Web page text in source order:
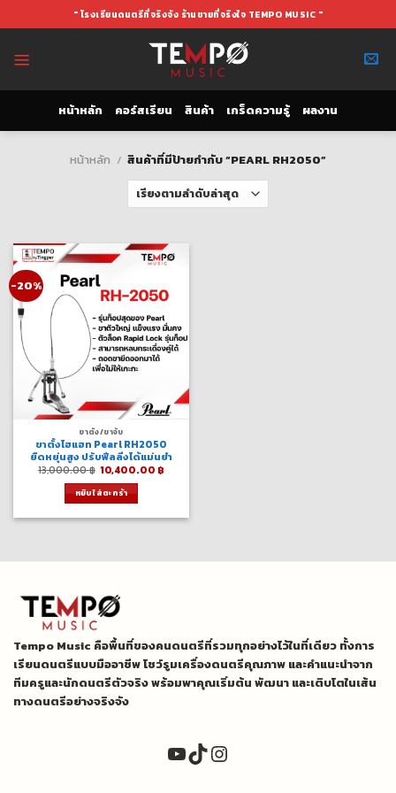
to
" โรงเรียนดนตรีที่จริงจัง ร้านขายที่จริงใจ TEMPO MUSIC "
หน้าหลัก คอร์สเรียน สินค้า เกร็ดความรู้ ผลงาน
หน้าหลัก / สินค้าที่มีป้ายกำกับ “PEARL RH2050”
-20%
ขาตั้ง/ขาจับ
ขาตั้งไฮแฮท Pearl RH2050
ยืดหยุ่นสูง ปรับฟีลลิ่งได้แม่นยำ
13,000.00฿ Original
price
was:
13,000.00 ฿.
10,400.00 ฿
หยิบใส่ตะกร้า
Tempo Music คือพื้นที่ของคนดนตรีที่รวมทุกอย่างไว้ในที่เดียว ทั้งการ
เรียนดนตรีแบบมืออาชีพ โชว์รูมเครื่องดนตรีคุณภาพ และคำแนะนำจาก
ทีมครูและนักดนตรีตัวจริง พร้อมพาคุณเริ่มต้น พัฒนา และเติบโตในเส้น
ทางดนตรีอย่างจริงจัง
YouTube
TikTok
Instagram